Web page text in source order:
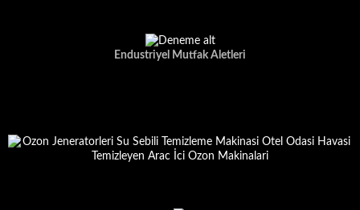
Endustriyel Mutfak Aletleri